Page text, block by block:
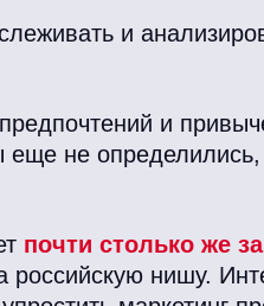
и
и
не определились,
почти столько же
российскую нишу.